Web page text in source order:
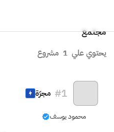
مجتمع
يحتوي علي 1 مشروع
#1 مجرّة
محمود يوسف